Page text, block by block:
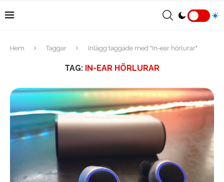
Hem Taggar Inlägg taggade med "In-ear hörlurar"
TAG: IN-EAR HÖRLURAR